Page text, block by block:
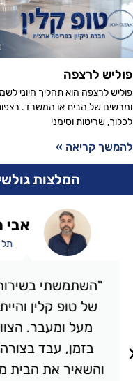
פוליש לרצפה
פוליש לרצפה הוא תהליך חיוני
ומרשים של הבית או המשרד.
לכלוך, שריטות וסימני
להמשך קריאה »
המלצות
"השתמשתי
של טופ קלין
מעל ומעבר.
בזמן, עבד בצורה
והשאיר את הבית
אבי
תל